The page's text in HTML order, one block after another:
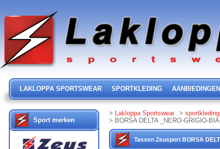
LAKLOPPA SPORTSWEAR SPORTKLEDING AANBIEDINGEN
Sport merken
> Lakloppa Sportswear > sportkleding
> BORSA DELTA _NERO-GRIGIO-
Tassen Zeusport BORSA